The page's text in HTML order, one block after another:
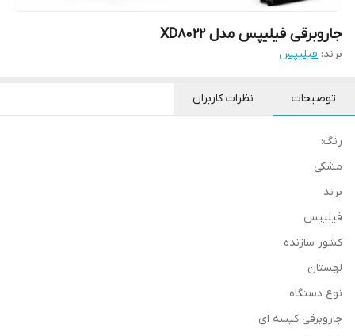
جاروبرقی فیلیپس مدل XD8022
برند: فیلیپس
توضیحات نظرات کاربران
رنگ:
مشکی
برند
فیلیپس
کشور سازنده
لهستان
نوع دستگاه
جاروبرقی کیسه ای